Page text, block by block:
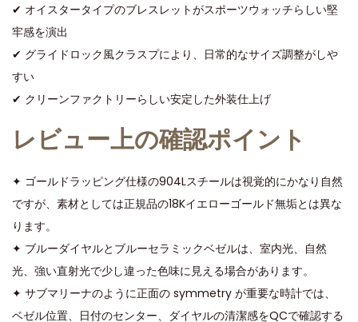
✔ オイスタータイプのブレスレットがスポーツウォッチらしい堅
牢感を演出
✔ グライドロック風クラスプにより、日常的なサイズ調整がしや
すい
✔ クリーンファクトリーらしい安定した外装仕上げ
レビュー上の確認ポイント
✦ ゴールドラッピング仕様の904Lスチールは視覚的にかなり自然
ですが、素材としては正規品の18Kイエローゴールド無垢とは異な
ります。
✦ ブルーダイヤルとブルーセラミックベゼルは、室内光、自然
光、強い直射光で少し違った色味に見える場合があります。
✦ サブマリーナのように正面の symmetry が重要な時計では、
ベゼル位置、日付のセンター、ダイヤルの清潔感をQCで確認する